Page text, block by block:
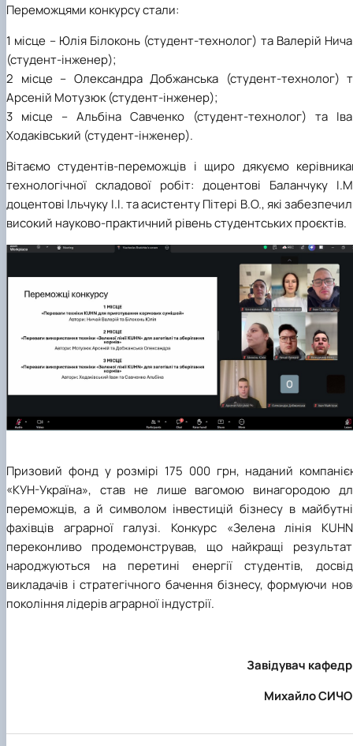
Переможцями конкурсу стали:
1 місце – Юлія Білоконь (студент-технолог) та Валерій
(студент-інженер);
2 місце – Олександра Добжанська (студент-технолог)
Арсеній Мотузюк (студент-інженер);
3 місце – Альбіна Савченко (студент-технолог) та
Ходаківський (студент-інженер).
Вітаємо студентів-переможців і щиро дякуємо
технологічної складової робіт: доцентові Баланчуку
доцентові Ільчуку І.І. та асистенту Пітері В.О., які
високий науково-практичний рівень студентських проєктів.
Призовий фонд у розмірі 175 000 грн, наданий
«КУН-Україна», став не лише вагомою винагородою
переможців, а й символом інвестицій бізнесу в
фахівців аграрної галузі. Конкурс «Зелена лінія
переконливо продемонстрував, що найкращі
народжуються на перетині енергії студентів,
викладачів і стратегічного бачення бізнесу, формуючи
покоління лідерів аграрної індустрії.
Завідувач
Михайло